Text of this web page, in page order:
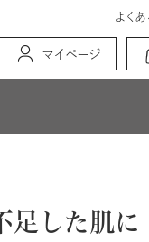
よく
マイページ
足した肌に